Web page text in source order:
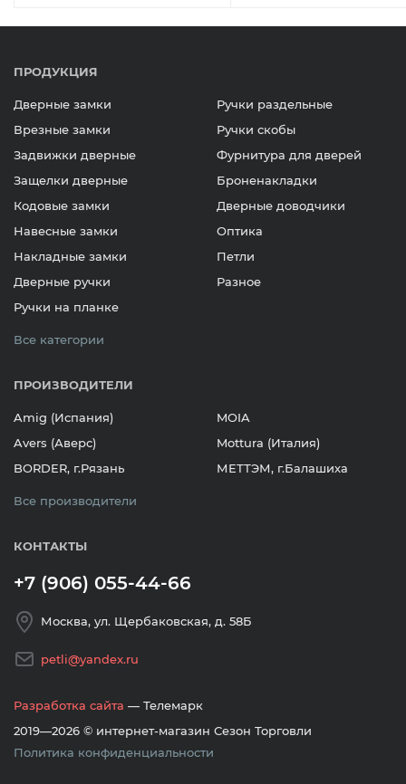
ПРОДУКЦИЯ
Дверные замки
Врезные замки
Задвижки дверные
Защелки дверные
Кодовые замки
Навесные замки
Накладные замки
Дверные ручки
Ручки на планке
Ручки раздельные
Ручки скобы
Фурнитура для дверей
Броненакладки
Дверные доводчики
Оптика
Петли
Разное
Все категории
ПРОИЗВОДИТЕЛИ
Amig (Испания)
Avers (Аверс)
BORDER, г.Рязань
MOIA
Mottura (Италия)
МЕТТЭМ, г.Балашиха
Все производители
КОНТАКТЫ
+7 (906) 055-44-66
Москва, ул. Щербаковская, д. 58Б
petli@yandex.ru
Разработка сайта — Телемарк
2019—2026 © интернет-магазин Сезон Торговли
Политика конфиденциальности